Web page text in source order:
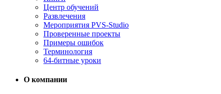
Центр обучений
Развлечения
Мероприятия PVS-Studio
Проверенные проекты
Примеры ошибок
Терминология
64-битные уроки
О компании